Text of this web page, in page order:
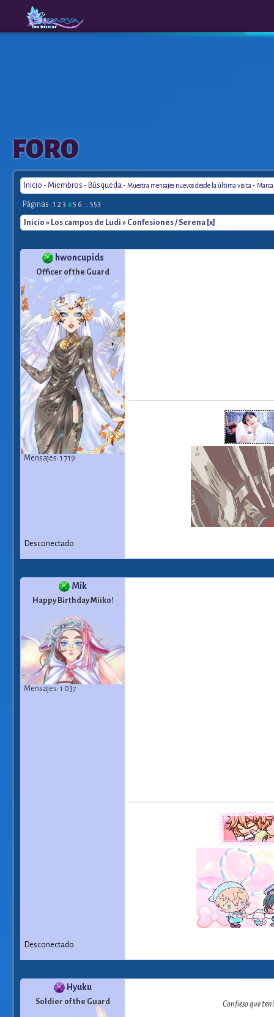
The
Origins
FORO
Inicio - Miembros - Búsqueda - Muestra mensajes nuevos desde la última visita - Marca
Páginas : 1 23 45 6 ... 553
Inicio » Los campos de Ludi » Confesiones / Serena [x]
hwoncupids
Officer of the Guard
Mensajes: 1 719
Desconectado
Mik
Happy Birthday Miiko!
Mensajes: 1 037
Desconectado
Hyuku
Soldier of the Guard Confieso que